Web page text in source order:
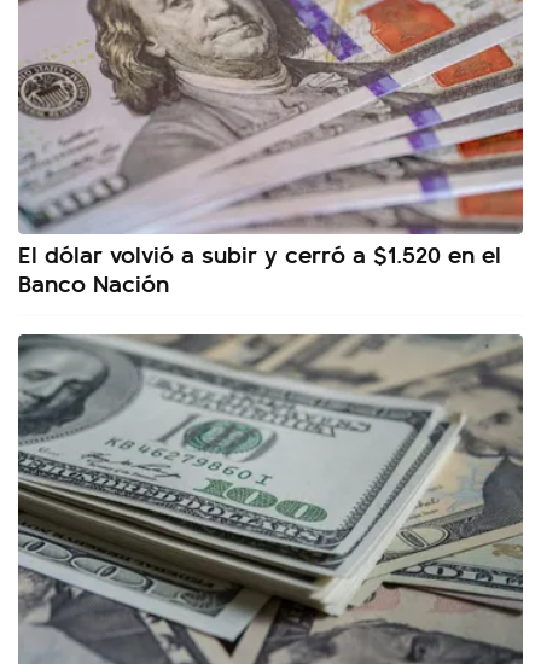
El dólar volvió a subir y cerró a $1.520 en el
Banco Nación